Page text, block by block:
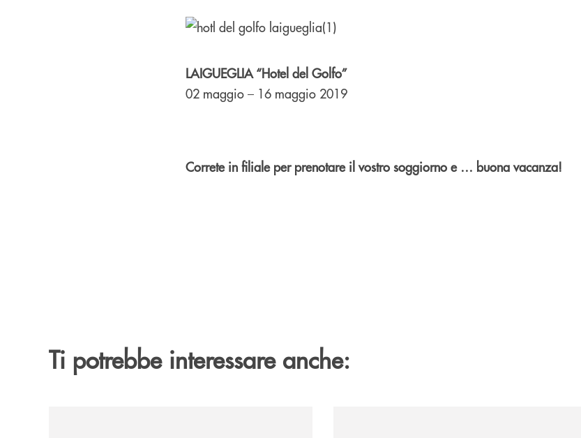
LAIGUEGLIA “Hotel del Golfo”
02 maggio – 16 maggio 2019
Correte in filiale per prenotare il vostro soggiorno e … buona vacanza!
Ti potrebbe interessare anche: